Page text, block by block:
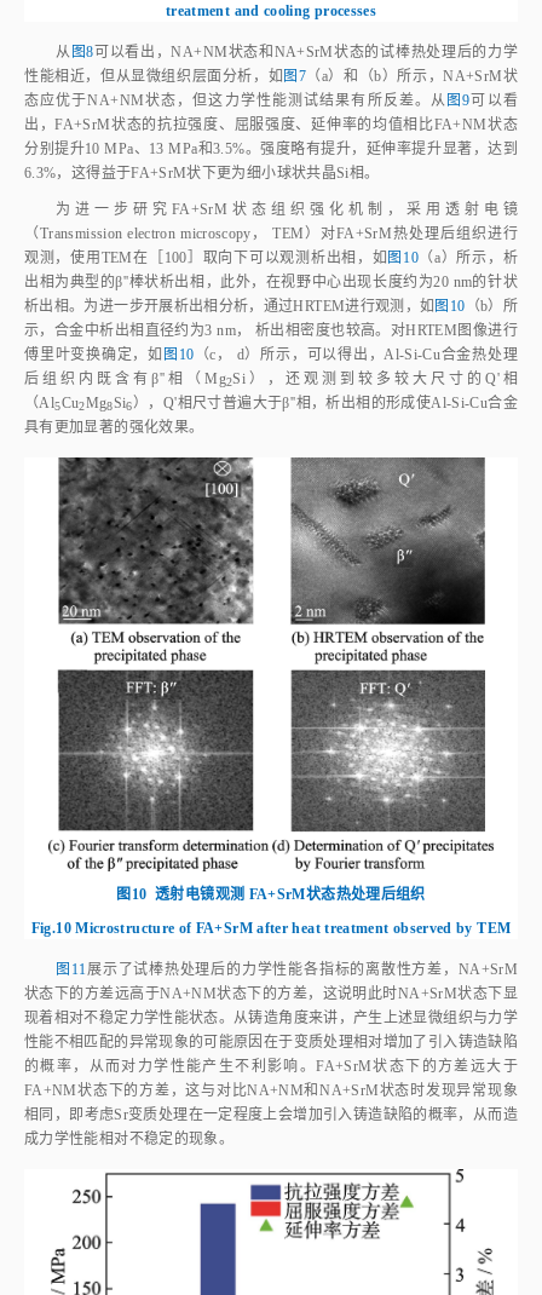
treatment and cooling processes
从 图8可以看出，NA+NM状态和NA+SrM状态的试棒热处理后的力学
性能相近，但从显微组织层面分析，如 图7 （a）和（b）所示，NA+SrM状
态应优于NA+NM状态，但这力学性能测试结果有所反差。从 图9可以看
出，FA+SrM状态的抗拉强度、屈服强度、延伸率的均值相比FA+NM状态
分别提升10 MPa、13 MPa和3.5%。强度略有提升，延伸率提升显著，达到
6.3%，这得益于FA+SrM状下更为细小球状共晶Si相。
为进一步研究FA+SrM状态组织强化机制，采用透射电镜
（Transmission electron microscopy， TEM）对FA+SrM热处理后组织进行
观测，使用TEM在［100］取向下可以观测析出相，如 图10（a）所示，析
出相为典型的β''棒状析出相，此外，在视野中心出现长度约为20 nm的针状
析出相。为进一步开展析出相分析，通过HRTEM进行观测，如 图10 （b）所
示，合金中析出相直径约为3 nm， 析出相密度也较高。对HRTEM图像进行
傅里叶变换确定，如 图10 （c， d）所示，可以得出，Al‑Si‑Cu合金热处理
后组织内既含有β''相（Mg2Si），还观测到较多较大尺寸的Q'相
（Al5Cu2Mg8Si6），Q'相尺寸普遍大于β''相，析出相的形成使Al‑Si‑Cu合金
具有更加显著的强化效果。
图10 透射电镜观测 FA+SrM状态热处理后组织
Fig.10 Microstructure of FA+SrM after heat treatment observed by TEM
图11 展示了试棒热处理后的力学性能各指标的离散性方差，NA+SrM
状态下的方差远高于NA+NM状态下的方差，这说明此时NA+SrM状态下显
现着相对不稳定力学性能状态。从铸造角度来讲，产生上述显微组织与力学
性能不相匹配的异常现象的可能原因在于变质处理相对增加了引入铸造缺陷
的概率，从而对力学性能产生不利影响。FA+SrM状态下的方差远大于
FA+NM状态下的方差，这与对比NA+NM和NA+SrM状态时发现异常现象
相同，即考虑Sr变质处理在一定程度上会增加引入铸造缺陷的概率，从而造
成力学性能相对不稳定的现象。